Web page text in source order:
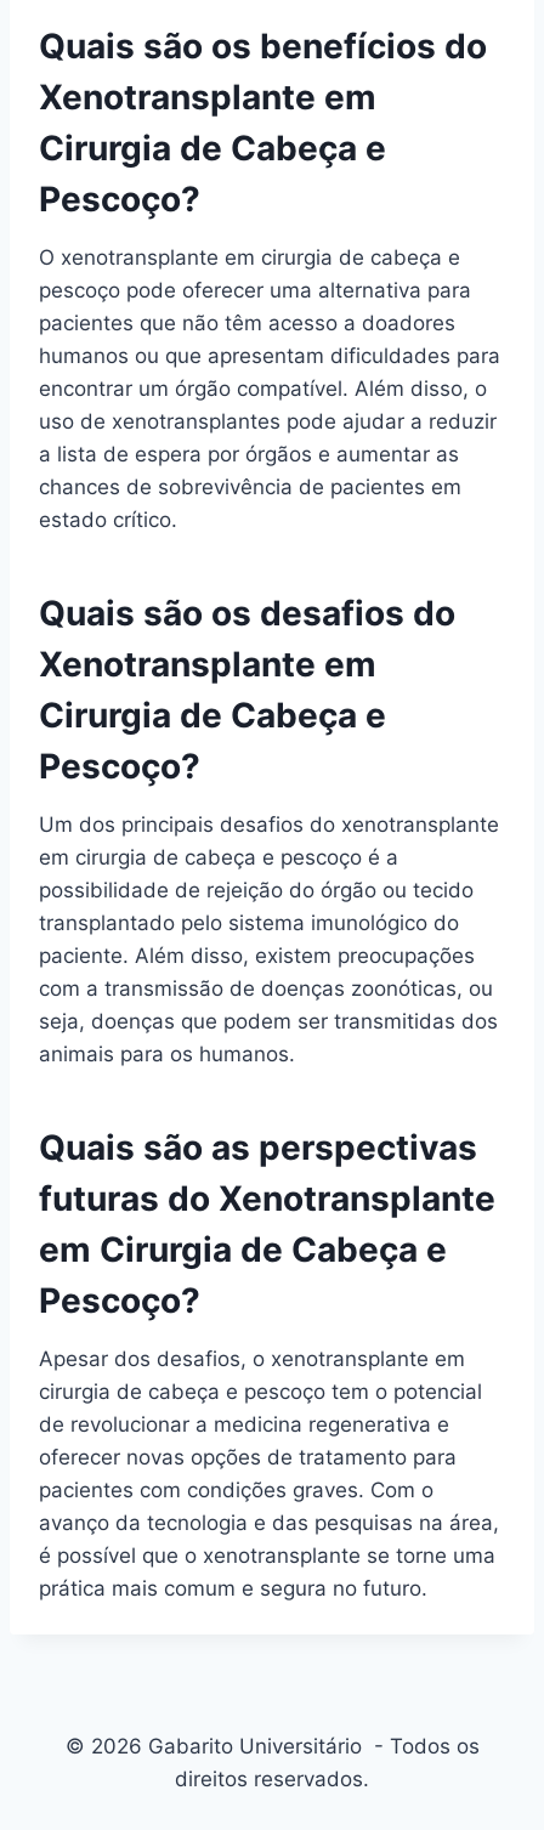
Quais são os benefícios do
Xenotransplante em
Cirurgia de Cabeça e
Pescoço?
O xenotransplante em cirurgia de cabeça e
pescoço pode oferecer uma alternativa para
pacientes que não têm acesso a doadores
humanos ou que apresentam dificuldades para
encontrar um órgão compatível. Além disso, o
uso de xenotransplantes pode ajudar a reduzir
a lista de espera por órgãos e aumentar as
chances de sobrevivência de pacientes em
estado crítico.
Quais são os desafios do
Xenotransplante em
Cirurgia de Cabeça e
Pescoço?
Um dos principais desafios do xenotransplante
em cirurgia de cabeça e pescoço é a
possibilidade de rejeição do órgão ou tecido
transplantado pelo sistema imunológico do
paciente. Além disso, existem preocupações
com a transmissão de doenças zoonóticas, ou
seja, doenças que podem ser transmitidas dos
animais para os humanos.
Quais são as perspectivas
futuras do Xenotransplante
em Cirurgia de Cabeça e
Pescoço?
Apesar dos desafios, o xenotransplante em
cirurgia de cabeça e pescoço tem o potencial
de revolucionar a medicina regenerativa e
oferecer novas opções de tratamento para
pacientes com condições graves. Com o
avanço da tecnologia e das pesquisas na área,
é possível que o xenotransplante se torne uma
prática mais comum e segura no futuro.
© 2026 Gabarito Universitário - Todos os
direitos reservados.